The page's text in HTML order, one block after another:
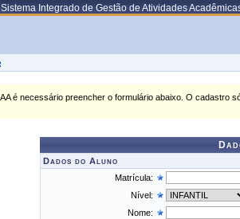
Sistema Integrado de Gestão de Atividades
é necessário preencher o formulário abaixo. O cadastro
Dados do Aluno
Matrícula:
Nível:
Nome: